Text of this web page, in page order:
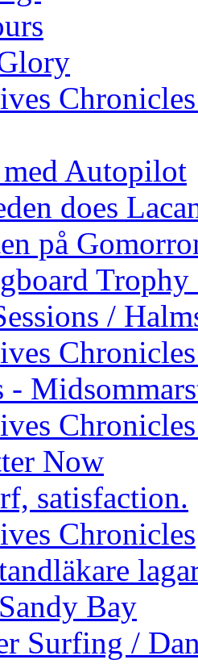
Autopilot
does
på
/
-
Now
satisfaction.
Chronicles
Bay
Surfing /